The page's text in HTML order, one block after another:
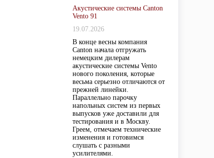
Акустические системы Canton
Vento 91
19.07.2026
В конце весны компания
Canton начала отгружать
немецким дилерам
акустические системы Vento
нового поколения, которые
весьма серьезно отличаются от
прежней линейки.
Параллельно парочку
напольных систем из первых
выпусков уже доставили для
тестирования и в Москву.
Греем, отмечаем технические
изменения и готовимся
слушать с разными
усилителями.